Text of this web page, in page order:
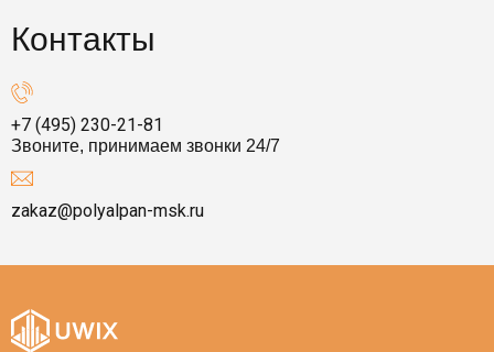
Контакты
+7 (495) 230-21-81
Звоните, принимаем звонки 24/7
zakaz@polyalpan-msk.ru